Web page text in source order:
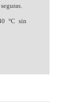
°C sin